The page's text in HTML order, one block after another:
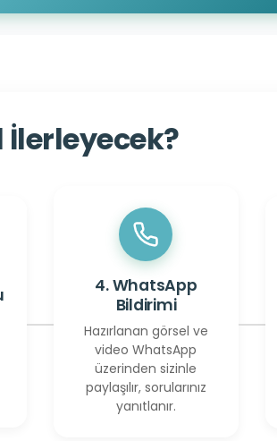
İlerleyecek?
4. WhatsApp
Bildirimi
Hazırlanan görsel ve
video WhatsApp
üzerinden sizinle
paylaşılır, sorularınız
yanıtlanır.